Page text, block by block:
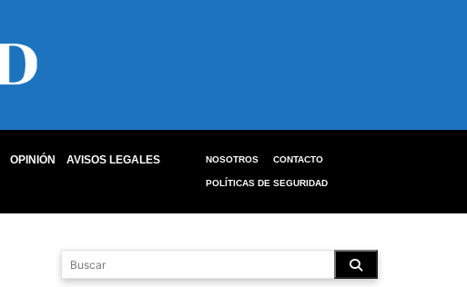
OPINIÓN
AVISOS LEGALES
NOSOTROS CONTACTO
POLÍTICAS DE SEGURIDAD